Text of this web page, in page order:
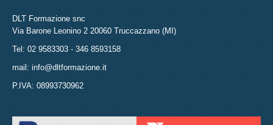
DLT Formazione snc
Via Barone Leonino 2 20060 Truccazzano (MI)
Tel: 02 9583303 - 346 8593158
mail: info@dltformazione.it
P.IVA: 08993730962